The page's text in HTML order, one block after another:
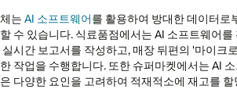
는AI 소프트웨어를 활용하여 방대한 데이터로
수 있습니다. 식료품점에서는 AI 소프트웨어
시간 보고서를 작성하고, 매장 뒤편의 '마이
작업을 수행합니다. 또한 슈퍼마켓에서는 AI
다양한 요인을 고려하여 적재적소에 재고를